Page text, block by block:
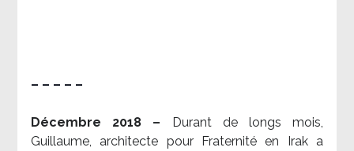
– – – – –
Décembre 2018 –
Durant de longs mois,
Guillaume, architecte pour Fraternité en Irak a